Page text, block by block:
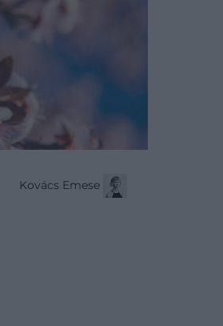
Kovács Emese